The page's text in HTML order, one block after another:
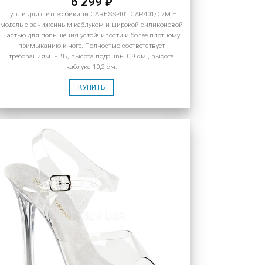
Туфли для фитнес бикини CARESS-401 CAR401/C/M –
модель с заниженным каблуком и широкой силиконовой
частью для повышения устойчивости и более плотному
примыканию к ноге. Полностью соответствует
требованиям IFBB, высота подошвы 0,9 см., высота
каблука 10,2 см.
КУПИТЬ